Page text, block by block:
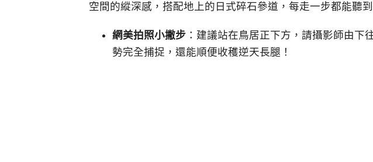
空間的縱深感，搭配地上的日式碎石參道，每走一步都能聽
網美拍照小撇步 ：建議站在鳥居正下方，請攝影師由下
勢完全捕捉，還能順便收穫逆天長腿！